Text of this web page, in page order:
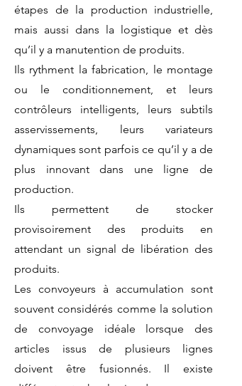
étapes de la production industrielle,
mais aussi dans la logistique et dès
qu’il y a manutention de produits.
Ils rythment la fabrication, le montage
ou le conditionnement, et leurs
contrôleurs intelligents, leurs subtils
asservissements, leurs variateurs
dynamiques sont parfois ce qu’il y a de
plus innovant dans une ligne de
production.
Ils permettent de stocker
provisoirement des produits en
attendant un signal de libération des
produits.
Les convoyeurs à accumulation sont
souvent considérés comme la solution
de convoyage idéale lorsque des
articles issus de plusieurs lignes
doivent être fusionnés. Il existe